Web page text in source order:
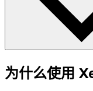
为什么使用